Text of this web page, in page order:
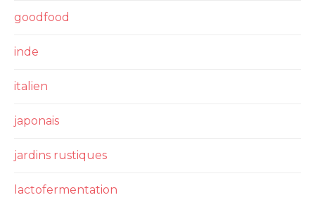
goodfood
inde
italien
japonais
jardins rustiques
lactofermentation